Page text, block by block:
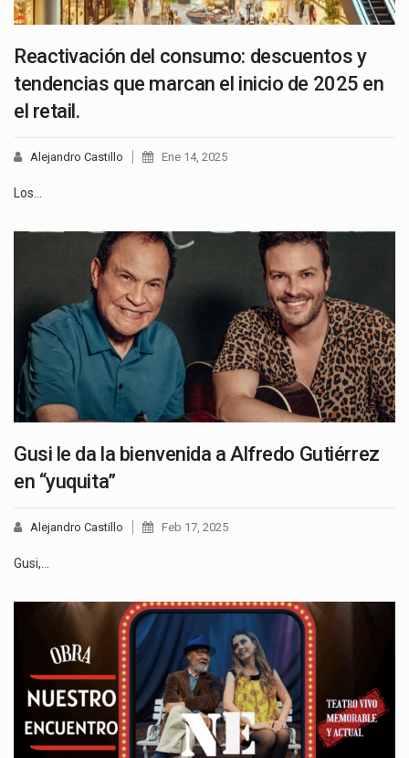
Reactivación del consumo: descuentos y
tendencias que marcan el inicio de 2025 en
el retail.
Alejandro Castillo Ene 14, 2025
Los…
Gusi le da la bienvenida a Alfredo Gutiérrez
en “yuquita”
Alejandro Castillo Feb 17, 2025
Gusi,…